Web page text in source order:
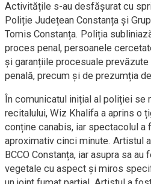
Activitățile s-au desfășurat cu
Poliție Județean Constanța și
Tomis Constanța. Poliția
proces penal, persoanele
și garanțiile procesuale
penală, precum și de prezumția
În comunicatul inițial al poliției se
recitalului, Wiz Khalifa a aprins o
conține canabis, iar spectacolul a
aproximativ cinci minute. Artistul
BCCO Constanța, iar asupra sa
vegetale cu aspect și miros